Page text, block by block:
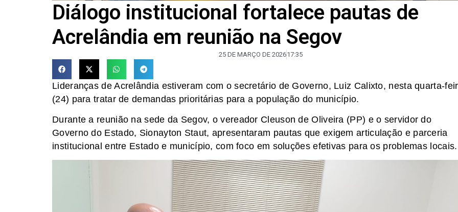
Diálogo institucional fortalece pautas de
Acrelândia em reunião na Segov
25 DE MARÇO DE 202617:35
Lideranças de Acrelândia estiveram com o secretário de Governo, Luiz Calixto, nesta quarta-
(24) para tratar de demandas prioritárias para a população do município.
Durante a reunião na sede da Segov, o vereador Cleuson de Oliveira (PP) e o servidor do
Governo do Estado, Sionayton Staut, apresentaram pautas que exigem articulação e parceria
institucional entre Estado e município, com foco em soluções efetivas para os problemas locais.